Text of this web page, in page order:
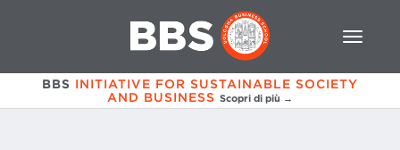
BBS INITIATIVE FOR SUSTAINABLE SOCIETY
AND BUSINESS Scopri di più →